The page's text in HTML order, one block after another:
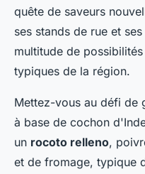
quête de saveurs
ses stands de rue et
multitude de
typiques de la région.
Mettez-vous au défi de
à base de cochon
un rocoto relleno,
et de fromage, typique